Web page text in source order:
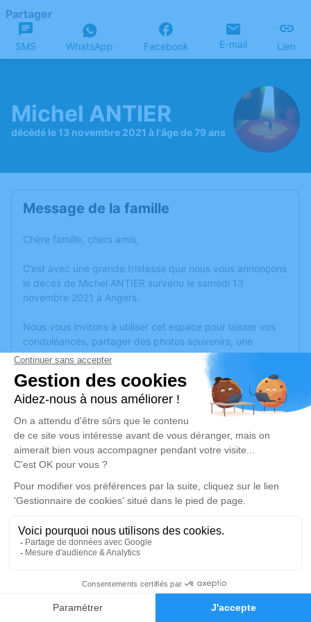
Faire-part Hommages
Partager
SMS WhatsApp Facebook E-mail Lien
Michel ANTIER
décédé le 13 novembre 2021 à l'âge de 79 ans
Message de la famille
Chère famille, chers amis,
C’est avec une grande tristesse que nous vous annonçons
le décès de Michel ANTIER survenu le samedi 13
novembre 2021 à Angers.
Nous vous invitons à utiliser cet espace pour laisser vos
condoléances, partager des photos souvenirs, une
anecdote ou exprimer vos pensées à travers des poèmes
ou des textes. Cet endroit est un lieu d'expression dédié à
honorer la mémoire de Michel ANTIER.
Un service de plantation d’arbre hommage estdisponible
mercredi 17 novembre 2021 à 14h30
Église de La Membrolle-sur-Longuenée
49770 La Membrolle-sur-Longuenée
Je rends hommage